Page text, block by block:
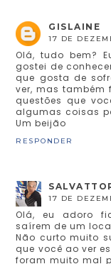
GISLAINE
17 DE
Olá, tudo bem?
gostei de
que gosta de
ver, mas
questões que
algumas coisas
Um beijão
RESPONDER
17 DE
Olá, eu adoro
saírem de um
Não curto muito
que você ao ver
foram muito mal